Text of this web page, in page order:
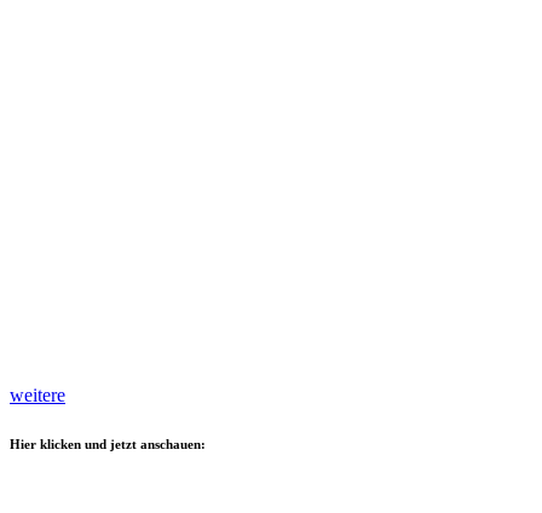
weitere
Hier klicken und jetzt anschauen: